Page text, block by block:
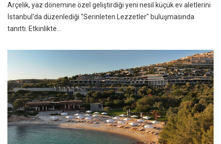
Arçelik, yaz dönemine özel geliştirdiği yeni nesil küçük ev aletlerini
İstanbul'da düzenlediği "Serinleten Lezzetler" buluşmasında
tanıttı. Etkinlikte...